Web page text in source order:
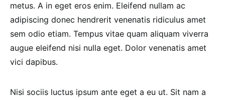
metus. A in eget eros enim. Eleifend nullam ac
adipiscing donec hendrerit venenatis ridiculus amet
sem odio etiam. Tempus vitae quam aliquam viverra
augue eleifend nisi nulla eget. Dolor venenatis amet
vici dapibus.
Nisi sociis luctus ipsum ante eget a eu ut. Sit nam a